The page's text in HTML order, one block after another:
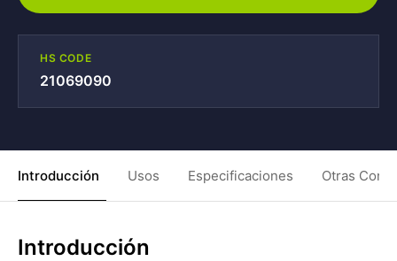
HS CODE
21069090
Introducción Usos Especificaciones Otras
Introducción